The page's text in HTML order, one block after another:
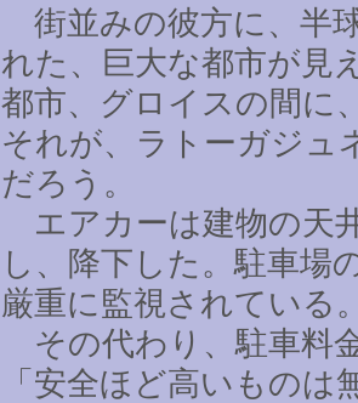
街並みの彼方に、半
れた、巨大な都市が見
都市、グロイスの間に
それが、ラトーガジュ
だろう。
エアカーは建物の天
し、降下した。駐車場
厳重に監視されている
その代わり、駐車料
「安全ほど高いもの